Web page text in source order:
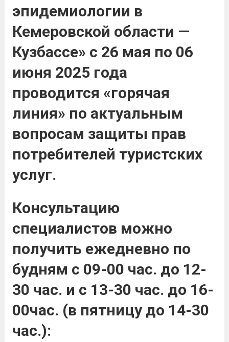
эпидемиологии в
Кемеровской области —
Кузбассе» с 26 мая по 06
июня 2025 года
проводится «горячая
линия» по актуальным
вопросам защиты прав
потребителей туристских
услуг.
Консультацию
специалистов можно
получить ежедневно по
будням с 09-00 час. до 12-
30 час. и с 13-30 час. до 16-
00час. (в пятницу до 14-30
час.):